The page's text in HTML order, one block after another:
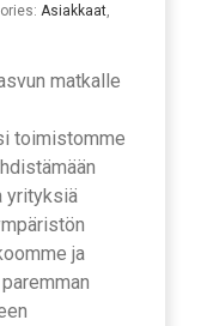
Asiakkaat
matkalle
toimistomme
yrityksiä
ja